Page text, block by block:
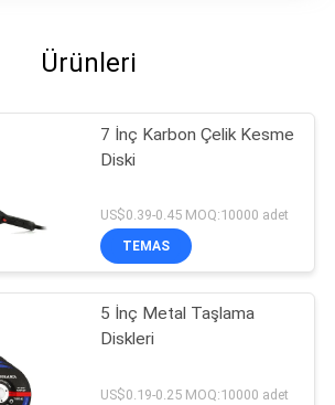
Ürünleri
7 İnç Karbon Çelik Kesme
Diski
US$0.39-0.45 MOQ:10000 adet
TEMAS
5 İnç Metal Taşlama
Diskleri
US$0.19-0.25 MOQ:10000 adet